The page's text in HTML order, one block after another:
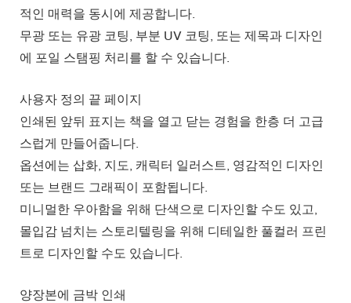
적인 매력을 동시에 제공합니다.
무광 또는 유광 코팅, 부분 UV 코팅, 또는 제목과 디자인
에 포일 스탬핑 처리를 할 수 있습니다.
사용자 정의 끝 페이지
인쇄된 앞뒤 표지는 책을 열고 닫는 경험을 한층 더 고급
스럽게 만들어줍니다.
옵션에는 삽화, 지도, 캐릭터 일러스트, 영감적인 디자인
또는 브랜드 그래픽이 포함됩니다.
미니멀한 우아함을 위해 단색으로 디자인할 수도 있고,
몰입감 넘치는 스토리텔링을 위해 디테일한 풀컬러 프린
트로 디자인할 수도 있습니다.
양장본에 금박 인쇄